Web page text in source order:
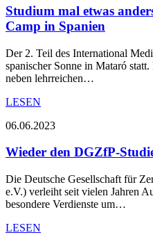
Studium mal etwas
Camp in Spanien
Der 2. Teil des International
spanischer Sonne in Mataró
neben lehrreichen…
LESEN
06.06.2023
Wieder den DGZfP-
Die Deutsche Gesellschaft für
e.V.) verleiht seit vielen Jahren
besondere Verdienste um…
LESEN